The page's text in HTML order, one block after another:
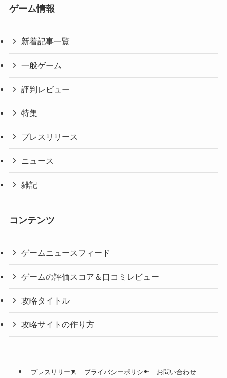
ゲーム情報
新着記事一覧
一般ゲーム
評判レビュー
特集
プレスリリース
ニュース
雑記
コンテンツ
ゲームニュースフィード
ゲームの評価スコア＆口コミレビュー
攻略タイトル
攻略サイトの作り方
プレスリリース プライバシーポリシー お問い合わせ